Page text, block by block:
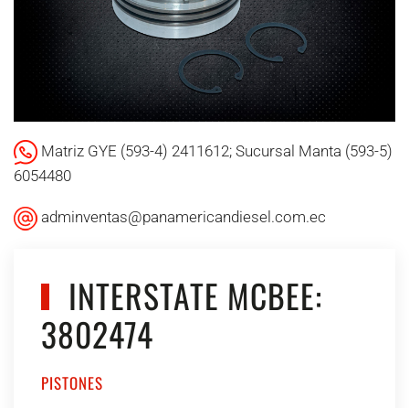
Matriz GYE (593-4) 2411612; Sucursal Manta (593-5)
6054480
adminventas@panamericandiesel.com.ec
INTERSTATE MCBEE:
3802474
PISTONES